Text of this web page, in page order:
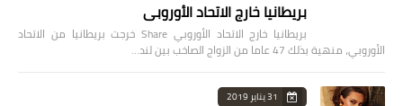
بريطانيا خارج الاتحاد الأوروبي
بريطانيا خارج الاتحاد الأوروبي Share خرجت بريطانيا من الاتحاد
الأوروبي، منهية بذلك 47 عاما من الزواج الصاخب بين لند…
31 يناير 2019